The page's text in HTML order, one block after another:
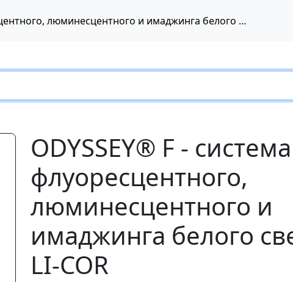
ODYSSEY® F - система для флуоресцентного, люминесцентного и имаджинга белого света гелей, LI-COR
Следующий
ODYSSEY® F -
флуоресцентного,
люминесцентного и
имаджинга белого
LI-COR